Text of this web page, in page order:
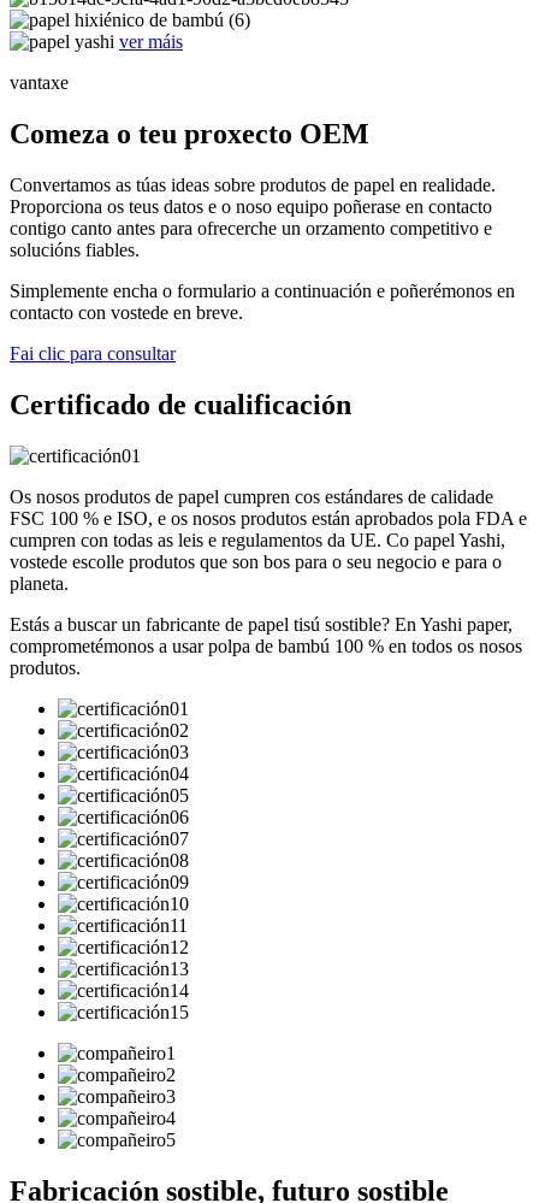
ver máis
vantaxe
Comeza o teu proxecto OEM
Convertamos as túas ideas sobre produtos de papel en realidade.
Proporciona os teus datos e o noso equipo poñerase en contacto
contigo canto antes para ofrecerche un orzamento competitivo e
solucións fiables.
Simplemente encha o formulario a continuación e poñerémonos en
contacto con vostede en breve.
Fai clic para consultar
Certificado de cualificación
Os nosos produtos de papel cumpren cos estándares de calidade
FSC 100 % e ISO, e os nosos produtos están aprobados pola FDA e
cumpren con todas as leis e regulamentos da UE. Co papel Yashi,
vostede escolle produtos que son bos para o seu negocio e para o
planeta.
Estás a buscar un fabricante de papel tisú sostible? En Yashi paper,
comprometémonos a usar polpa de bambú 100 % en todos os nosos
produtos.
Fabricación sostible, futuro sostible